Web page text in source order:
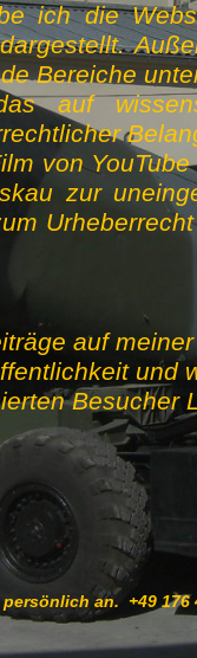
ich die
Bereiche
auf
von
zur
auf
und
Besucher
an. +49 176